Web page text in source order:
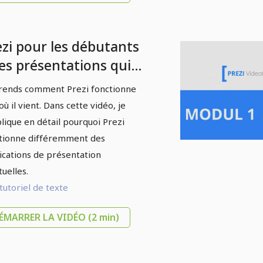
pour les débutants
présentations qui
- 1.3 Le
de base de Prezi
comment Prezi fonctionne
il vient. Dans cette vidéo, je
en détail pourquoi Prezi
différemment des
de présentation
de texte
LA VIDÉO (2 min)